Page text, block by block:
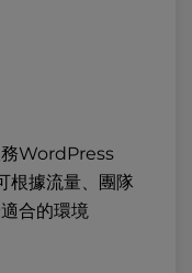
WordPress
根據流量、團隊
合的環境